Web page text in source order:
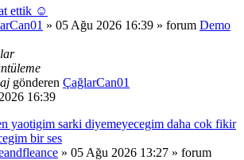
ettik ☺️
» 05 Ağu 2026 16:39 » forum Demo
gönderen ÇağlarCan01
16:39
yaotigim sarki diyemeyecegim daha cok fikir
bir ses
» 05 Ağu 2026 13:27 » forum